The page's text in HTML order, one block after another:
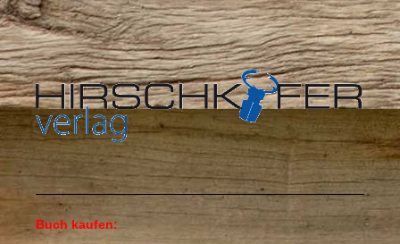
Buch kaufen: